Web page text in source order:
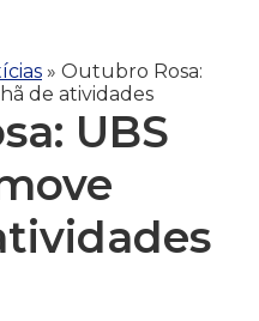
» Outubro Rosa:
de atividades
UBS